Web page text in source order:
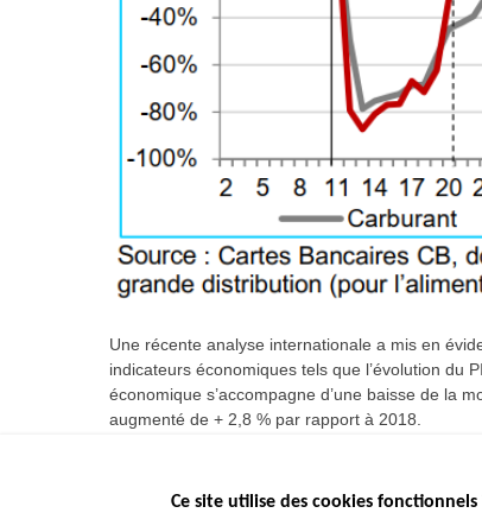
Une récente analyse internationale a mis en
indicateurs économiques tels que l’évolution du
économique s’accompagne d’une baisse de la
augmenté de + 2,8 % par rapport à 2018.
Ce site utilise des cookies